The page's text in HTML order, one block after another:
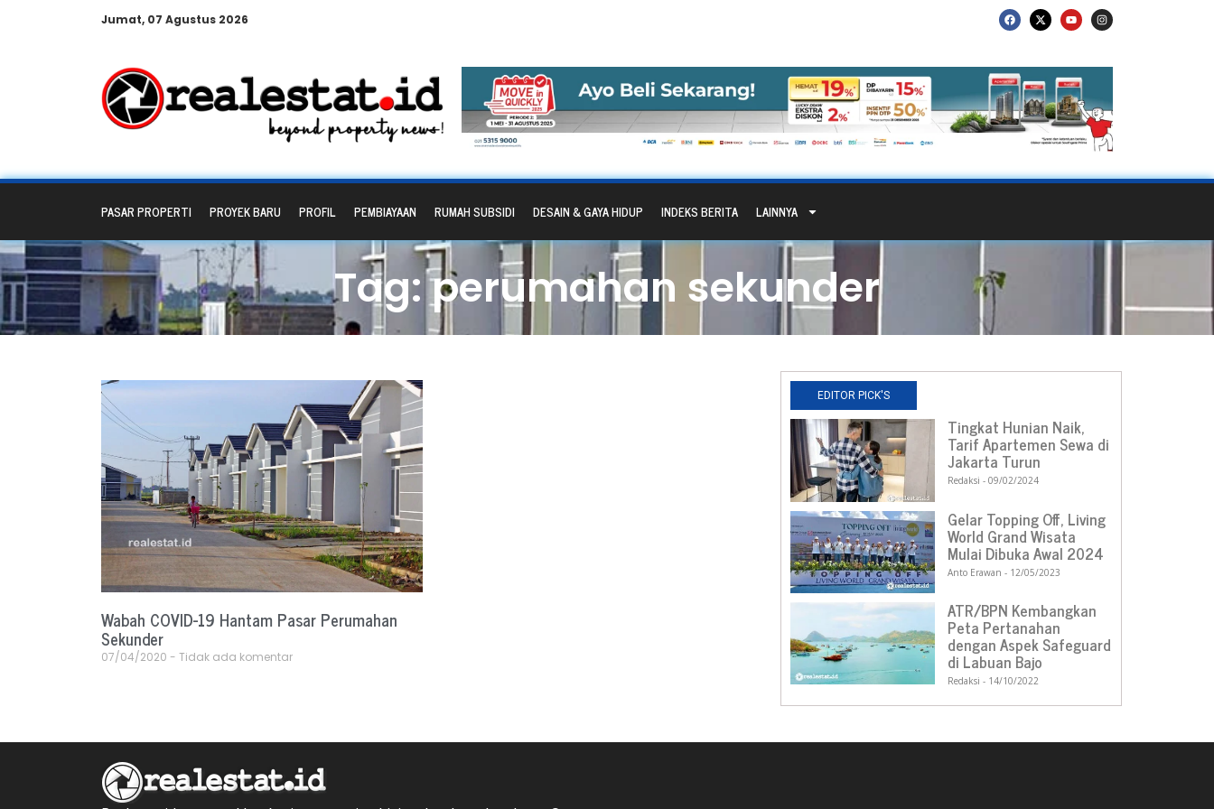
Jumat, 07 Agustus 2026
PASAR PROPERTI PROYEK BARU PROFIL PEMBIAYAAN RUMAH SUBSIDI DESAIN & GAYA HIDUP INDEKS BERITA LAINNYA
Tag: perumahan sekunder
Wabah COVID-19 Hantam Pasar Perumahan
Sekunder
07/04/2020 Tidak ada komentar
EDITOR PICK'S
Tingkat Hunian Naik,
Tarif Apartemen Sewa di
Jakarta Turun
Redaksi 09/02/2024
Gelar Topping Off, Living
World Grand Wisata
Mulai Dibuka Awal 2024
Anto Erawan 12/05/2023
ATR/BPN Kembangkan
Peta Pertanahan
dengan Aspek Safeguard
di Labuan Bajo
Redaksi 14/10/2022